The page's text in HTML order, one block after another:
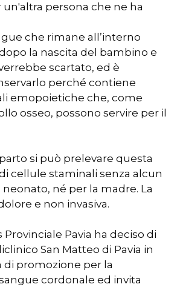
persona che ne ha
che rimane all’interno
la nascita del bambino e
scartato, ed è
perché contiene
emopoietiche che, come
osseo, possono servire per il
si può prelevare questa
cellule staminali senza alcun
né per la madre. La
e non invasiva.
Provinciale Pavia ha deciso di
San Matteo di Pavia in
di promozione per la
cordonale ed invita